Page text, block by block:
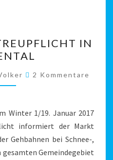
UND
STREUPFLICHT
IN
ECKENTAL
IN
Kommentare
2 Kommentare
Winter 1/19. Januar 2017
informiert der Markt
Gehbahnen bei Schnee-,
Gemeindegebiet